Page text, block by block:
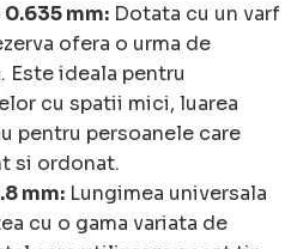
mm: Dotata cu un varf
ofera o urma de
Este ideala pentru
cu spatii mici, luarea
pentru persoanele care
si ordonat.
mm: Lungimea universala
cu o gama variata de